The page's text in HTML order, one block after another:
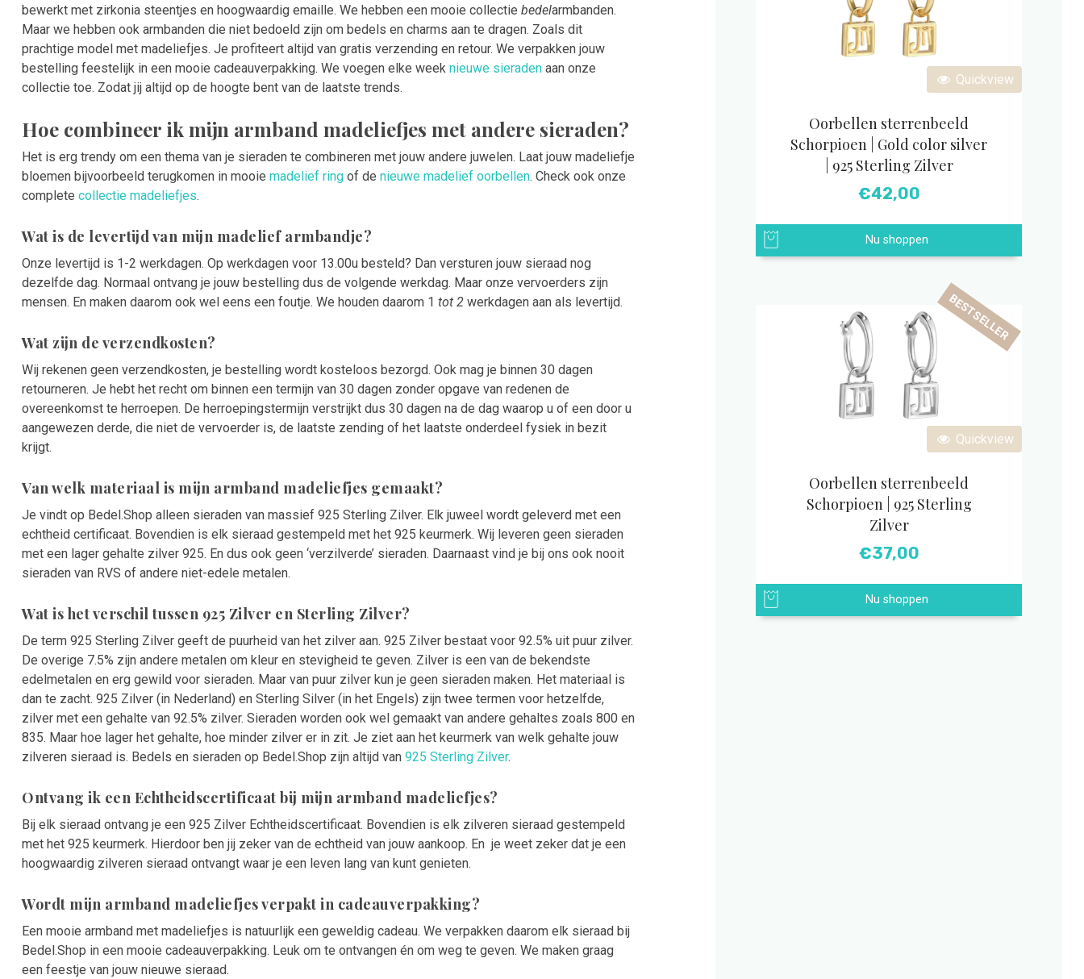
bewerkt met zirkonia steentjes en hoogwaardig emaille. We hebben een mooie collectie bedelarmbanden.
Maar we hebben ook armbanden die niet bedoeld zijn om bedels en charms aan te dragen. Zoals dit
prachtige model met madeliefjes. Je profiteert altijd van gratis verzending en retour. We verpakken jouw
bestelling feestelijk in een mooie cadeauverpakking. We voegen elke week nieuwe sieraden aan onze
collectie toe. Zodat jij altijd op de hoogte bent van de laatste trends.
Hoe combineer ik mijn armband madeliefjes met andere sieraden?
Het is erg trendy om een thema van je sieraden te combineren met jouw andere juwelen. Laat jouw madeliefje
bloemen bijvoorbeeld terugkomen in mooie madelief ring of de nieuwe madelief oorbellen. Check ook onze
complete collectie madeliefjes.
Wat is de levertijd van mijn madelief armbandje?
Onze levertijd is 1-2 werkdagen. Op werkdagen voor 13.00u besteld? Dan versturen jouw sieraad nog
dezelfde dag. Normaal ontvang je jouw bestelling dus de volgende werkdag. Maar onze vervoerders zijn
mensen. En maken daarom ook wel eens een foutje. We houden daarom 1 tot 2 werkdagen aan als levertijd.
Wat zijn de verzendkosten?
Wij rekenen geen verzendkosten, je bestelling wordt kosteloos bezorgd. Ook mag je binnen 30 dagen
retourneren. Je hebt het recht om binnen een termijn van 30 dagen zonder opgave van redenen de
overeenkomst te herroepen. De herroepingstermijn verstrijkt dus 30 dagen na de dag waarop u of een door u
aangewezen derde, die niet de vervoerder is, de laatste zending of het laatste onderdeel fysiek in bezit
krijgt.
Van welk materiaal is mijn armband madeliefjes gemaakt?
Je vindt op Bedel.Shop alleen sieraden van massief 925 Sterling Zilver. Elk juweel wordt geleverd met een
echtheid certificaat. Bovendien is elk sieraad gestempeld met het 925 keurmerk. Wij leveren geen sieraden
met een lager gehalte zilver 925. En dus ook geen ‘verzilverde’ sieraden. Daarnaast vind je bij ons ook nooit
sieraden van RVS of andere niet-edele metalen.
Wat is het verschil tussen 925 Zilver en Sterling Zilver?
De term 925 Sterling Zilver geeft de puurheid van het zilver aan. 925 Zilver bestaat voor 92.5% uit puur zilver.
De overige 7.5% zijn andere metalen om kleur en stevigheid te geven. Zilver is een van de bekendste
edelmetalen en erg gewild voor sieraden. Maar van puur zilver kun je geen sieraden maken. Het materiaal is
dan te zacht. 925 Zilver (in Nederland) en Sterling Silver (in het Engels) zijn twee termen voor hetzelfde,
zilver met een gehalte van 92.5% zilver. Sieraden worden ook wel gemaakt van andere gehaltes zoals 800 en
835. Maar hoe lager het gehalte, hoe minder zilver er in zit. Je ziet aan het keurmerk van welk gehalte jouw
zilveren sieraad is. Bedels en sieraden op Bedel.Shop zijn altijd van 925 Sterling Zilver.
Ontvang ik een Echtheidscertificaat bij mijn armband madeliefjes?
Bij elk sieraad ontvang je een 925 Zilver Echtheidscertificaat. Bovendien is elk zilveren sieraad gestempeld
met het 925 keurmerk. Hierdoor ben jij zeker van de echtheid van jouw aankoop. En je weet zeker dat je een
hoogwaardig zilveren sieraad ontvangt waar je een leven lang van kunt genieten.
Wordt mijn armband madeliefjes verpakt in cadeauverpakking?
Een mooie armband met madeliefjes is natuurlijk een geweldig cadeau. We verpakken daarom elk sieraad bij
Bedel.Shop in een mooie cadeauverpakking. Leuk om te ontvangen én om weg te geven. We maken graag
een feestje van jouw nieuwe sieraad.
Quickview
Oorbellen sterrenbeeld
Schorpioen | Gold color silver
| 925 Sterling Zilver
€42,00
Nu shoppen
Quickview
BESTSELLER
Oorbellen sterrenbeeld
Schorpioen | 925 Sterling
Zilver
€37,00
Nu shoppen